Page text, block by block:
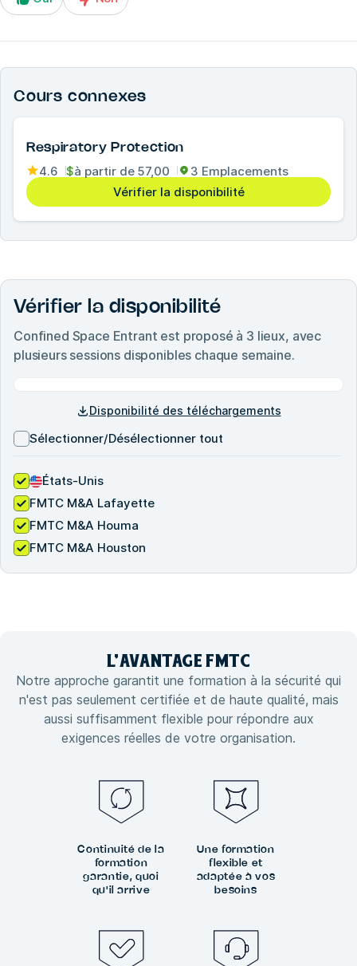
Cours connexes
Respiratory Protection
4.6 $à partir de 57,00
3 Emplacements
Vérifier la disponibilité
Vérifier la disponibilité
Confined Space Entrant est proposé à 3 lieux, avec
plusieurs sessions disponibles chaque semaine.
Disponibilité des téléchargements
Sélectionner/Désélectionner tout
États-Unis
FMTC M&A Lafayette
FMTC M&A Houma
FMTC M&A Houston
L'AVANTAGE FMTC
Notre approche garantit une formation à la sécurité qui
n'est pas seulement certifiée et de haute qualité, mais
aussi suffisamment flexible pour répondre aux
exigences réelles de votre organisation.
Continuité de la
formation
garantie, quoi
qu'il arrive
Une formation
flexible et
adaptée à vos
besoins